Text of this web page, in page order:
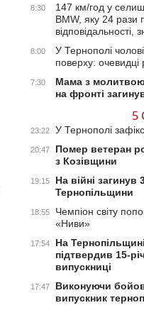
8:30
147 км/год у
BMW, яку 24 рази
8:00
У Тернополі
поверху:
7:30
Мама з молитвою
на фронті
5
23:22 У Тернополі
20:47
Помер ветеран
з Козівщини
19:15
На війні загинув
Тернопільщини
18:55
Чемпіон світу
«Ниви»
17:54
На
підтвердив 15-
випускниці
17:47
Виконуючи
випускник